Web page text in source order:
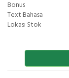
Bonus
Text Bahasa
Lokasi Stok